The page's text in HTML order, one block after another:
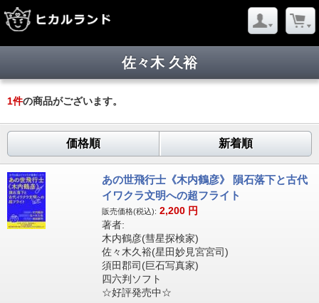
佐々木 久裕
1件の商品がございます。
価格順 新着順
あの世飛行士《木内鶴彦》 隕石落下と古代
イワクラ文明への超フライト
販売価格(税込): 2,200 円
著者:
木内鶴彦(彗星探検家)
佐々木久裕(星田妙見宮宮司)
須田郡司(巨石写真家)
四六判ソフト
☆好評発売中☆